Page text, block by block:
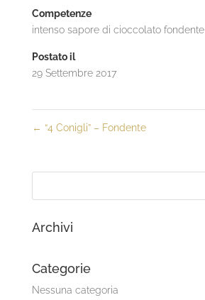
Competenze
intenso sapore di cioccolato fondente
Postato il
29 Settembre 2017
← “4 Conigli” – Fondente
Archivi
Categorie
Nessuna categoria